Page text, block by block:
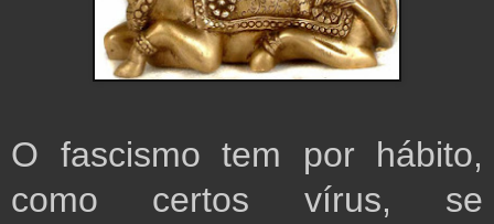
O fascismo tem por hábito,
como certos vírus, se